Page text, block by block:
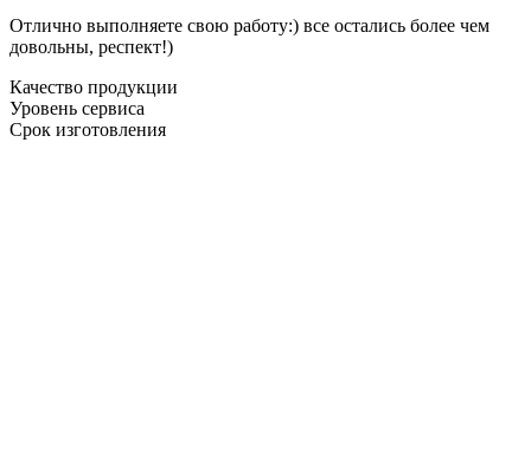
Отлично выполняете свою работу:) все остались более чем
довольны, респект!)
Качество продукции
Уровень сервиса
Срок изготовления